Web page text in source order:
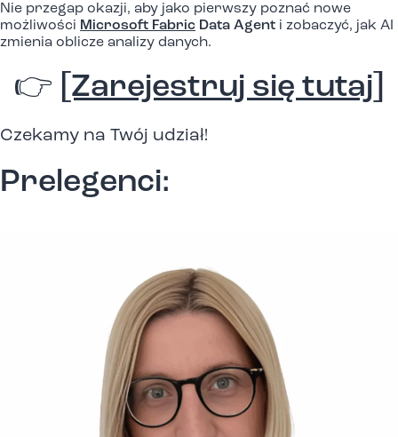
Nie przegap okazji, aby jako pierwszy poznać nowe
możliwości Microsoft Fabric Data Agent i zobaczyć, jak AI
zmienia oblicze analizy danych.
👉 [Zarejestruj się tutaj]
Czekamy na Twój udział!
Prelegenci: